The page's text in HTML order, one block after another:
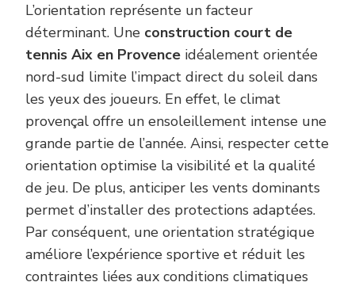
L’orientation représente un facteur
déterminant. Une construction court de
tennis Aix en Provence idéalement orientée
nord-sud limite l’impact direct du soleil dans
les yeux des joueurs. En effet, le climat
provençal offre un ensoleillement intense une
grande partie de l’année. Ainsi, respecter cette
orientation optimise la visibilité et la qualité
de jeu. De plus, anticiper les vents dominants
permet d’installer des protections adaptées.
Par conséquent, une orientation stratégique
améliore l’expérience sportive et réduit les
contraintes liées aux conditions climatiques